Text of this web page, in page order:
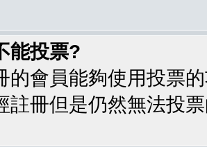
能投票?
的會員能夠使用投票
註冊但是仍然無法投